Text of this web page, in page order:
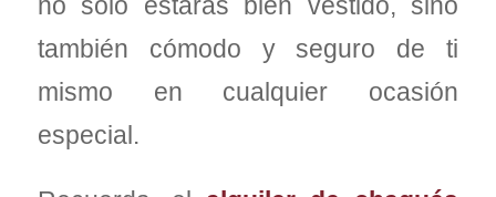
no solo estarás bien vestido, sino
también cómodo y seguro de ti
mismo en cualquier ocasión
especial.